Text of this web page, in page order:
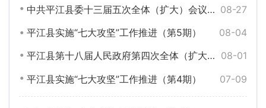
08-27
中共平江县委十三届五次全体（扩大）会议召开
08-04
平江县实施“七大攻坚”工作推进（第5期）
08-01
平江县第十八届人民政府第四次全体（扩大）会议召开
07-09
平江县实施“七大攻坚”工作推进（第4期）